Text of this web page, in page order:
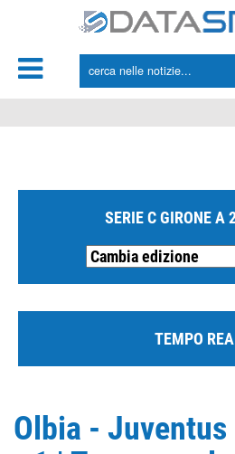
SERIE C GIRONE
TEMPO
Olbia - Juventus